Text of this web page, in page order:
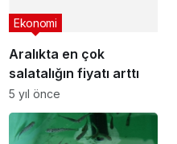
Aralıkta en çok
salatalığın fiyatı arttı
Ekonomi
5 yıl önce